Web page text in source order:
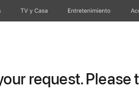
TV y Casa Entretenimiento
request. Please